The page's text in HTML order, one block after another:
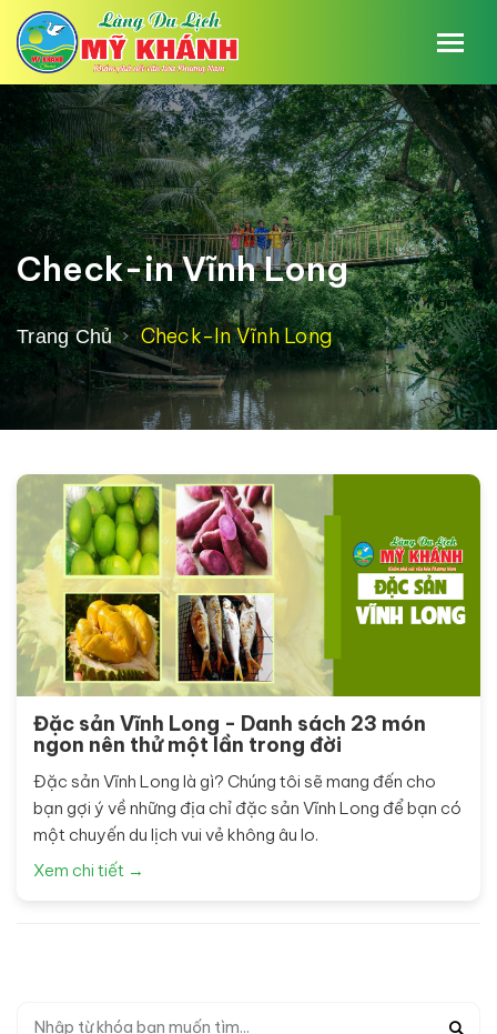
Check-in Vĩnh Long
Trang Chủ Check-In Vĩnh Long
Đặc sản Vĩnh Long - Danh sách 23 món
ngon nên thử một lần trong đời
Đặc sản Vĩnh Long là gì? Chúng tôi sẽ mang đến cho
bạn gợi ý về những địa chỉ đặc sản Vĩnh Long để bạn có
một chuyến du lịch vui vẻ không âu lo.
Xem chi tiết →